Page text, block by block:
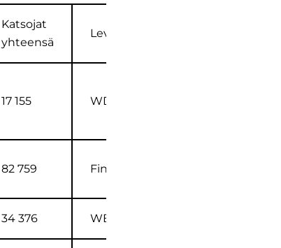
Katsojat
yhteensä
Levittäjä
17 155 WDS FI
82 759 Finnkino FI
34 376 WB FI